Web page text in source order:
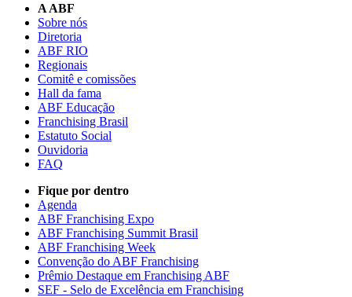
A ABF
Sobre nós
Diretoria
ABF RIO
Regionais
Comitê e comissões
Hall da fama
ABF Educação
Franchising Brasil
Estatuto Social
Ouvidoria
FAQ
Fique por dentro
Agenda
ABF Franchising Expo
ABF Franchising Summit Brasil
ABF Franchising Week
Convenção do ABF Franchising
Prêmio Destaque em Franchising ABF
SEF - Selo de Excelência em Franchising